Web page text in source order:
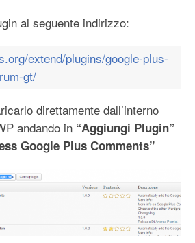
al seguente indirizzo:
extend/plugins/google-plus-
gt/
direttamente dall’interno
andando in “Aggiungi Plugin”
Google Plus Comments”